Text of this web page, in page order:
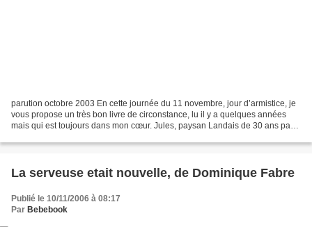
parution octobre 2003 En cette journée du 11 novembre, jour d’armistice, je
vous propose un très bon livre de circonstance, lu il y a quelques années
mais qui est toujours dans mon cœur. Jules, paysan Landais de 30 ans part
La serveuse etait nouvelle, de Dominique Fabre
Publié le 10/11/2006 à 08:17
Par Bebebook